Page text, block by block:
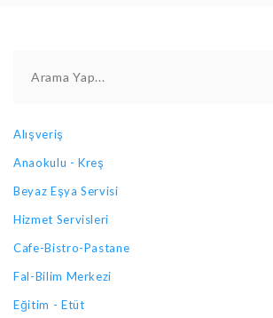
Arama Yap...
Alışveriş
Anaokulu - Kreş
Beyaz Eşya Servisi
Hizmet Servisleri
Cafe-Bistro-Pastane
Fal-Bilim Merkezi
Eğitim - Etüt